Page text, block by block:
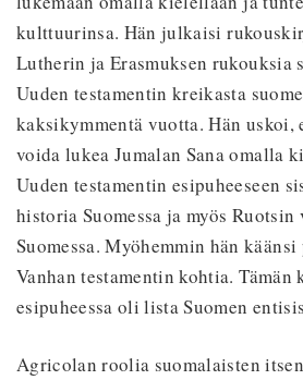
kulttuurinsa. Hän julkaisi
Lutherin ja Erasmuksen rukouksia
Uuden testamentin kreikasta
kaksikymmentä vuotta. Hän
voida lukea Jumalan Sana omalla
Uuden testamentin esipuheeseen
historia Suomessa ja myös
Suomessa. Myöhemmin hän
Vanhan testamentin kohtia. Tämän
esipuheessa oli lista Suomen
Agricolan roolia suomalaisten